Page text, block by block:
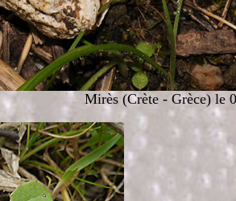
Mirès (Crète - Grèce) le